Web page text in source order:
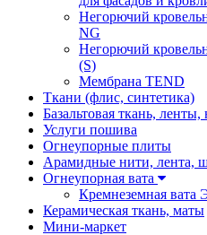
Негорючий
NG
Негорючий
(S)
Мембрана TEND
Ткани (флис, синтетика)
Базальтовая ткань, ленты,
Услуги пошива
Огнеупорные плиты
Арамидные нити, лента,
Огнеупорная вата
Кремнеземная
Керамическая ткань, маты
Мини-маркет